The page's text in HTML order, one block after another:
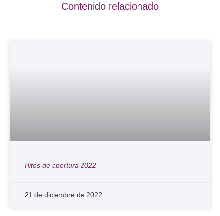
Contenido relacionado
Hitos de apertura 2022
21 de diciembre de 2022